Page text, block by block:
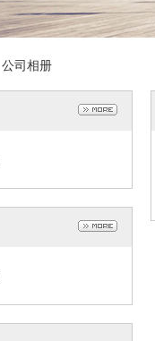
公司相册